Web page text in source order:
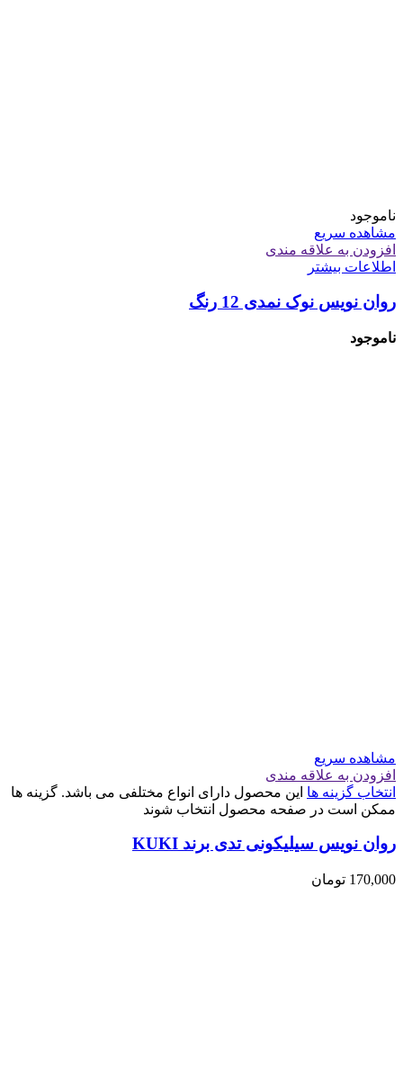
ناموجود
مشاهده سریع
افزودن به علاقه مندی
اطلاعات بیشتر
روان نویس نوک نمدی 12 رنگ
ناموجود
مشاهده سریع
افزودن به علاقه مندی
انتخاب گزینه ها این محصول دارای انواع مختلفی می باشد. گزینه ها
ممکن است در صفحه محصول انتخاب شوند
روان نویس سیلیکونی تدی برند KUKI
170,000 تومان